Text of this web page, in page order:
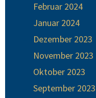
Februar 2024
Januar 2024
Dezember 2023
November 2023
Oktober 2023
September 2023